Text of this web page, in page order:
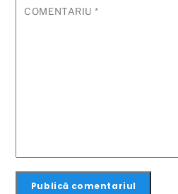
COMENTARIU*